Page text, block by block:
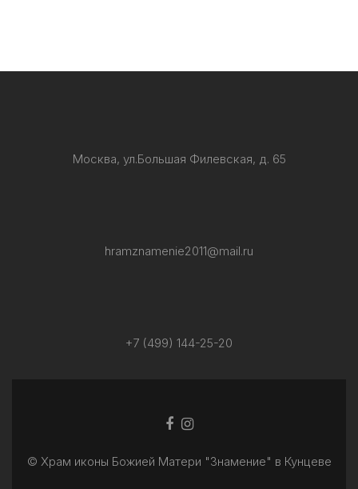
Москва, ул.Большая Филевская, д. 65
hramznamenie2011@mail.ru
+7 (499) 144-25-20
Facebook
Ссылка
© Храм иконы Божией Матери "Знамение" в Кунцеве